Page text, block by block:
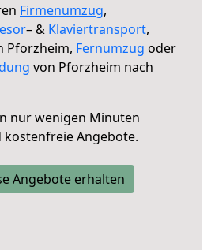
Firmenumzug,
– & Klaviertransport,
Pforzheim, Fernumzug oder
von Pforzheim nach
nur wenigen Minuten
Angebote.
Angebote erhalten